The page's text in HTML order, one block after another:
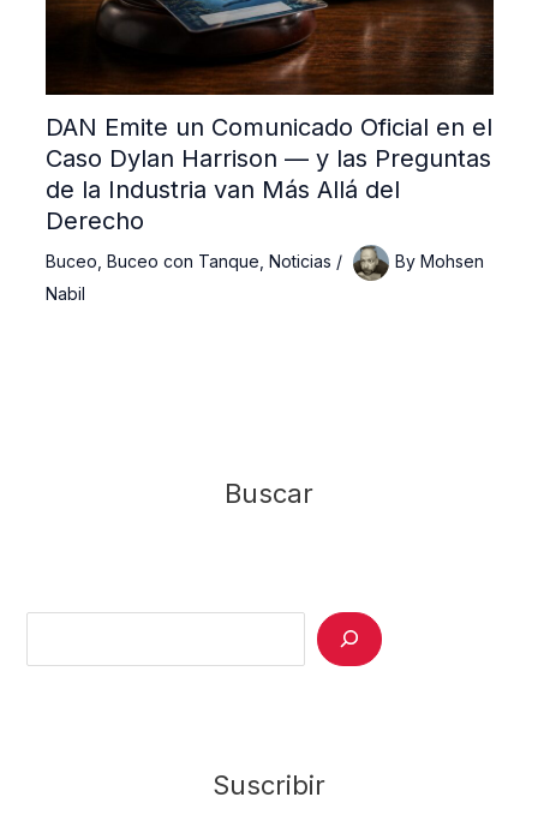
DAN Emite un Comunicado Oficial en el
Caso Dylan Harrison — y las Preguntas
de la Industria van Más Allá del
Derecho
Buceo Buceo con Tanque Noticias / By Mohsen
Nabil
Buscar
Suscribir